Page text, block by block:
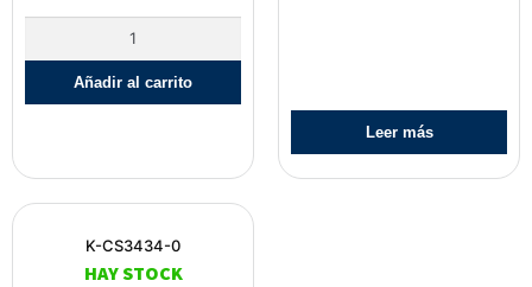
Añadir al carrito
Leer más
K-CS3434-0
HAY STOCK